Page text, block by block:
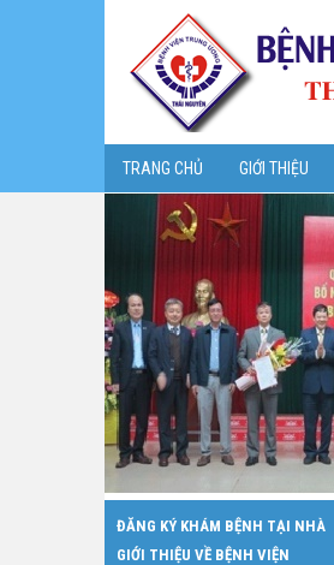
TRANG CHỦ GIỚI THIỆU
ĐĂNG KÝ KHÁM BỆNH TẠI NHÀ
GIỚI THIỆU VỀ BỆNH VIỆN